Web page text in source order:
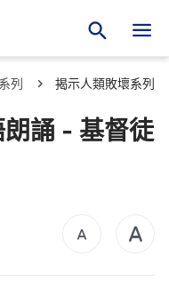
列 揭示人類敗壞系列
誦 - 基督徒